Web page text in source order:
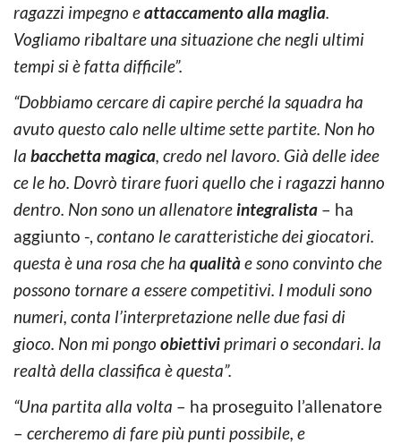
ragazzi impegno eattaccamento alla maglia.
Vogliamo ribaltare una situazione che negli ultimi
tempi si è fatta difficile”.
“Dobbiamo cercare di capire perché la squadra ha
avuto questo calo nelle ultime sette partite. Non ho
la bacchetta magica, credo nel lavoro. Già delle idee
ce le ho. Dovrò tirare fuori quello che i ragazzi hanno
dentro. Non sono un allenatoreintegralista – ha
aggiunto -, contano le caratteristiche dei giocatori.
questa è una rosa che ha qualitàe sono convinto che
possono tornare a essere competitivi. I moduli sono
numeri, conta l’interpretazione nelle due fasi di
gioco. Non mi pongo obiettiviprimari o secondari. la
realtà della classifica è questa”.
“Una partita alla volta – ha proseguito l’allenatore
– cercheremo di fare più punti possibile, e